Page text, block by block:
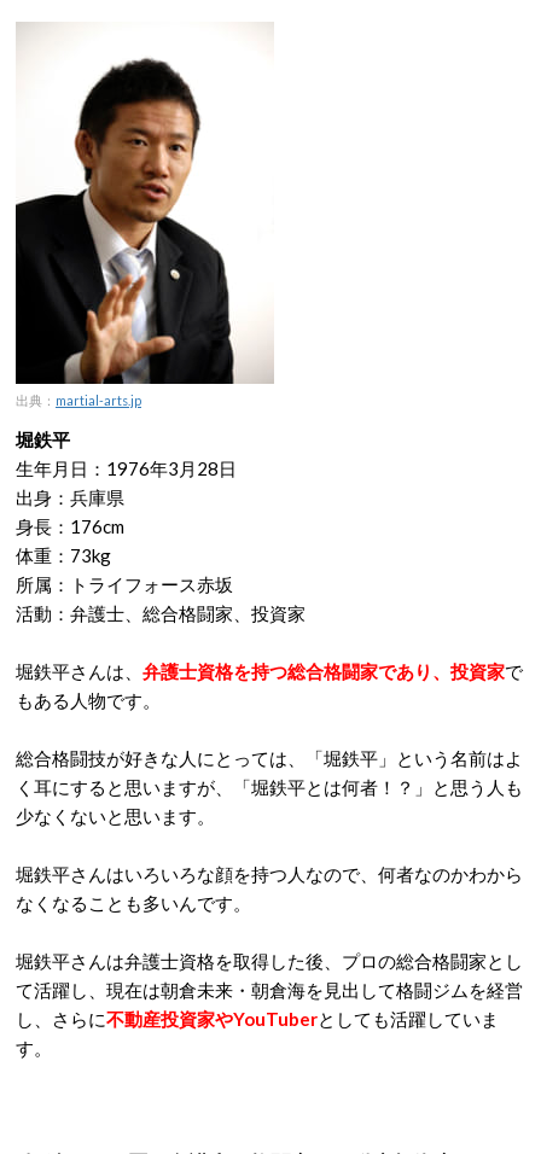
出典： martial-arts.jp
堀鉄平
生年月日：1976年3月28日
出身：兵庫県
身長：176cm
体重：73kg
所属：トライフォース赤坂
活動：弁護士、総合格闘家、投資家
堀鉄平さんは、 弁護士資格を持つ総合格闘家であり、投資家で
もある人物です。
総合格闘技が好きな人にとっては、「堀鉄平」という名前はよ
く耳にすると思いますが、「堀鉄平とは何者！？」と思う人も
少なくないと思います。
堀鉄平さんはいろいろな顔を持つ人なので、何者なのかわから
なくなることも多いんです。
堀鉄平さんは弁護士資格を取得した後、プロの総合格闘家とし
て活躍し、現在は朝倉未来・朝倉海を見出して格闘ジムを経営
し、さらに不動産投資家やYouTuberとしても活躍していま
す。